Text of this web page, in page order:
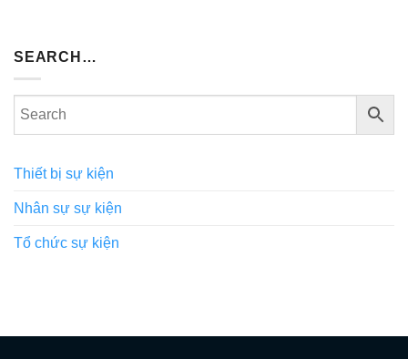
SEARCH…
Thiết bị sự kiện
Nhân sự sự kiện
Tổ chức sự kiện